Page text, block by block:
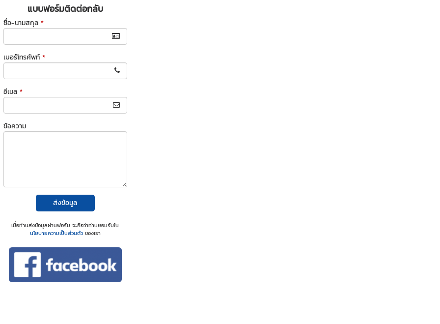
แบบฟอร์มติดต่อกลับ
ชื่อ-นามสกุล *
เบอร์โทรศัพท์ *
อีเมล *
ข้อความ
ส่งข้อมูล
เมื่อท่านส่งข้อมูลผ่านฟอร์ม จะถือว่าท่านยอมรับใน
นโยบายความเป็นส่วนตัวของเรา